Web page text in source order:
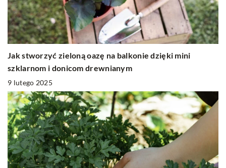
Jak stworzyć zieloną oazę na balkonie dzięki mini
szklarnom i donicom drewnianym
9 lutego 2025